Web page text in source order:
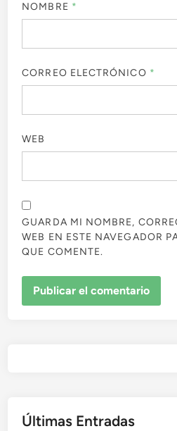
NOMBRE *
CORREO ELECTRÓNICO *
WEB
GUARDA MI NOMBRE,
WEB EN ESTE NAVEGADOR
QUE COMENTE.
Últimas Entradas